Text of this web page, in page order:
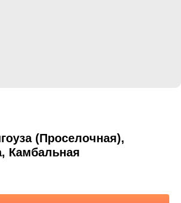
(Проселочная),
Камбальная